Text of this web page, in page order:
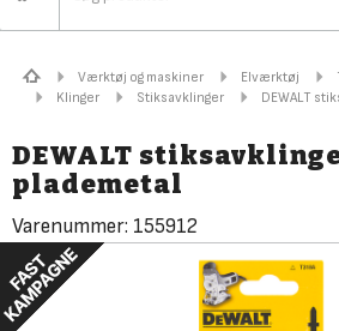
Værktøj og maskiner Elværktøj
Klinger
Stiksavklinger DEWALT
DEWALT
plademetal
Varenummer: 155912